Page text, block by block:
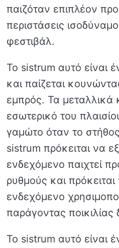
παιζόταν επιπλέον
περιστάσεις
φεστιβάλ.
Το sistrum αυτό είναι
και παίζεται
εμπρός. Τα μεταλλικά
εσωτερικό του
γαμώτο όταν το
sistrum πρόκειται να
ενδεχόμενο παιχτεί
ρυθμούς και
ενδεχόμενο
παράγοντας
Το sistrum αυτό είναι